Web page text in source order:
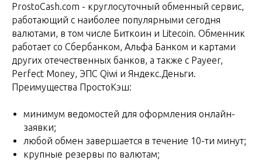
ProstoCash.com - круглосуточный обменный сервис,
работающий с наиболее популярными сегодня
валютами, в том числе Биткоин и Litecoin. Обменник
работает со Сбербанком, Альфа Банком и картами
других отечественных банков, а также с Payeer,
Perfect Money, ЭПС Qiwi и Яндекс.Деньги.
Преимущества ПростоКэш:
минимум ведомостей для оформления онлайн-
заявки;
любой обмен завершается в течение 10-ти минут;
крупные резервы по валютам;